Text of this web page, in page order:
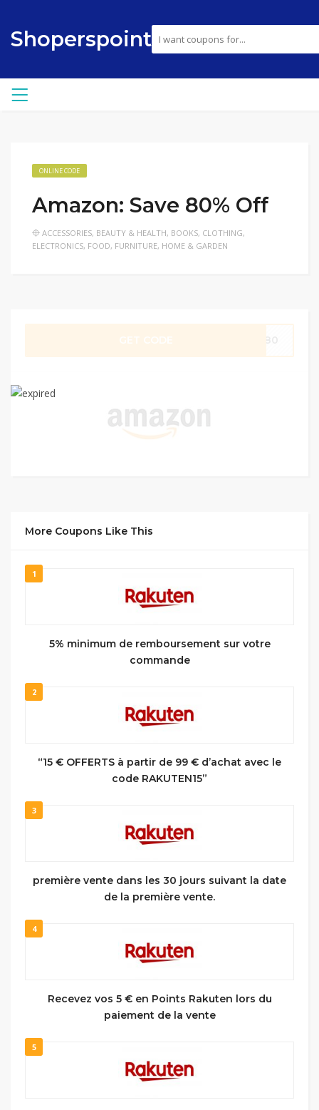
Shoperspoint
ONLINE CODE
Amazon: Save 80% Off
ACCESSORIES, BEAUTY & HEALTH, BOOKS, CLOTHING,
ELECTRONICS, FOOD, FURNITURE, HOME & GARDEN
More Coupons Like This
1
5% minimum de remboursement sur votre
commande
2
“15 € OFFERTS à partir de 99 € d’achat avec le
code RAKUTEN15”
3
première vente dans les 30 jours suivant la date
de la première vente.
4
Recevez vos 5 € en Points Rakuten lors du
paiement de la vente
5